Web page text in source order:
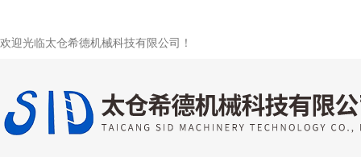
欢迎光临太仓希德机械科技有限公司！